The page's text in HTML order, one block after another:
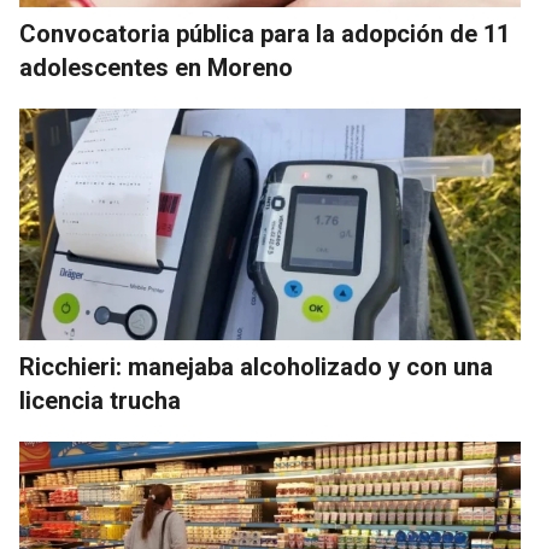
Convocatoria pública para la adopción de 11
adolescentes en Moreno
Ricchieri: manejaba alcoholizado y con una
licencia trucha